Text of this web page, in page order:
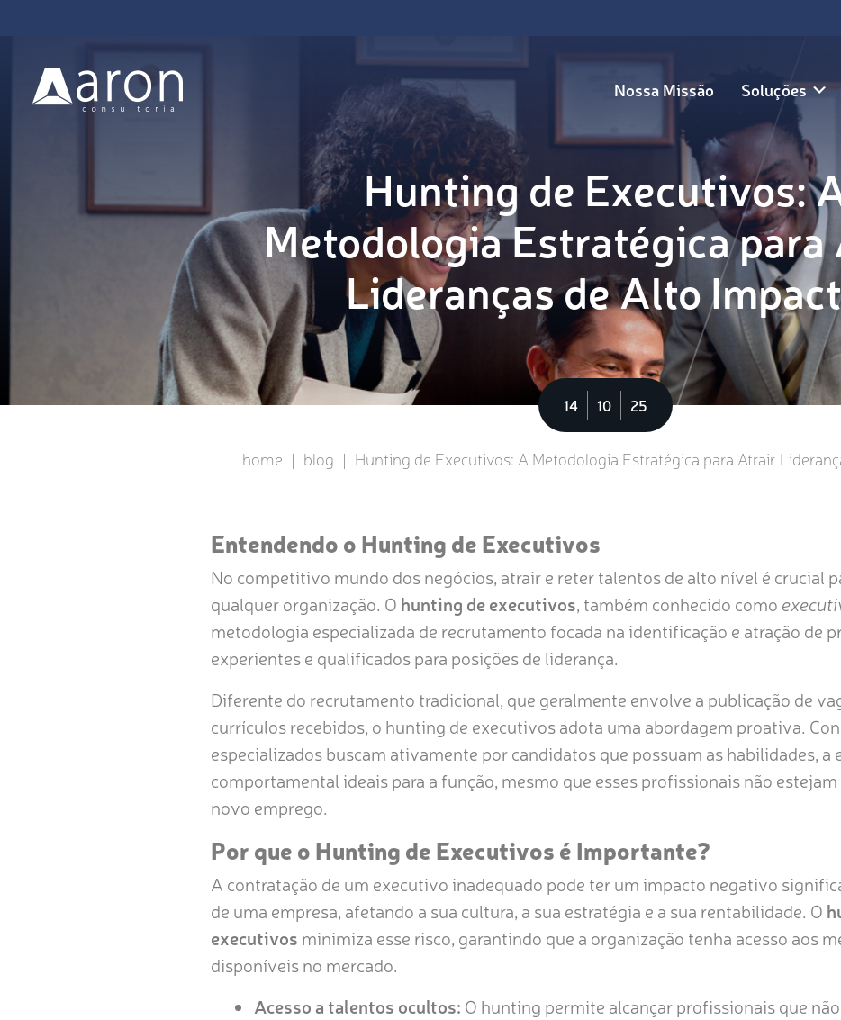
Nossa Missão Soluções
Hunting de Executivos:
Metodologia Estratégica
Lideranças de Alto
14 10 25
home | blog | Hunting de Executivos: A Metodologia Estratégica para Atrair
Entendendo o Hunting de Executivos
No competitivo mundo dos negócios, atrair e reter talentos de alto nível é crucial
qualquer organização. O hunting de executivos, também conhecido como
metodologia especializada de recrutamento focada na identificação e atração de
experientes e qualificados para posições de liderança.
Diferente do recrutamento tradicional, que geralmente envolve a publicação de
currículos recebidos, o hunting de executivos adota uma abordagem proativa.
especializados buscam ativamente por candidatos que possuam as habilidades, a
comportamental ideais para a função, mesmo que esses profissionais não
novo emprego.
Por que o Hunting de Executivos é Importante?
A contratação de um executivo inadequado pode ter um impacto negativo
de uma empresa, afetando a sua cultura, a sua estratégia e a sua rentabilidade. O
executivos minimiza esse risco, garantindo que a organização tenha acesso aos
disponíveis no mercado.
Acesso a talentos ocultos: O hunting permite alcançar profissionais que